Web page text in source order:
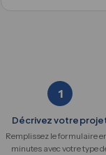
1
Décrivez votre
Remplissez le formulaire
minutes avec votre type